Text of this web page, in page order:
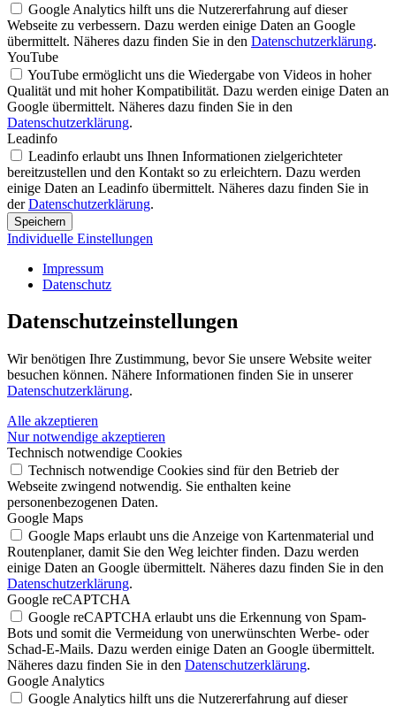
Google Analytics hilft uns die Nutzererfahrung auf dieser
Webseite zu verbessern. Dazu werden einige Daten an Google
übermittelt. Näheres dazu finden Sie in den Datenschutzerklärung.
YouTube
YouTube ermöglicht uns die Wiedergabe von Videos in hoher
Qualität und mit hoher Kompatibilität. Dazu werden einige Daten an
Google übermittelt. Näheres dazu finden Sie in den
Datenschutzerklärung.
Leadinfo
Leadinfo erlaubt uns Ihnen Informationen zielgerichteter
bereitzustellen und den Kontakt so zu erleichtern. Dazu werden
einige Daten an Leadinfo übermittelt. Näheres dazu finden Sie in
derDatenschutzerklärung.
Speichern
Individuelle Einstellungen
Impressum
Datenschutz
Datenschutz­einstellungen
Wir benötigen Ihre Zustimmung, bevor Sie unsere Website weiter
besuchen können. Nähere Informationen finden Sie in unserer
Datenschutzerklärung.
Alle akzeptieren
Nur notwendige akzeptieren
Technisch notwendige Cookies
Technisch notwendige Cookies sind für den Betrieb der
Webseite zwingend notwendig. Sie enthalten keine
personenbezogenen Daten.
Google Maps
Google Maps erlaubt uns die Anzeige von Kartenmaterial und
Routenplaner, damit Sie den Weg leichter finden. Dazu werden
einige Daten an Google übermittelt. Näheres dazu finden Sie in den
Datenschutzerklärung.
Google reCAPTCHA
Google reCAPTCHA erlaubt uns die Erkennung von Spam-
Bots und somit die Vermeidung von unerwünschten Werbe- oder
Schad-E-Mails. Dazu werden einige Daten an Google übermittelt.
Näheres dazu finden Sie in den Datenschutzerklärung.
Google Analytics
Google Analytics hilft uns die Nutzererfahrung auf dieser